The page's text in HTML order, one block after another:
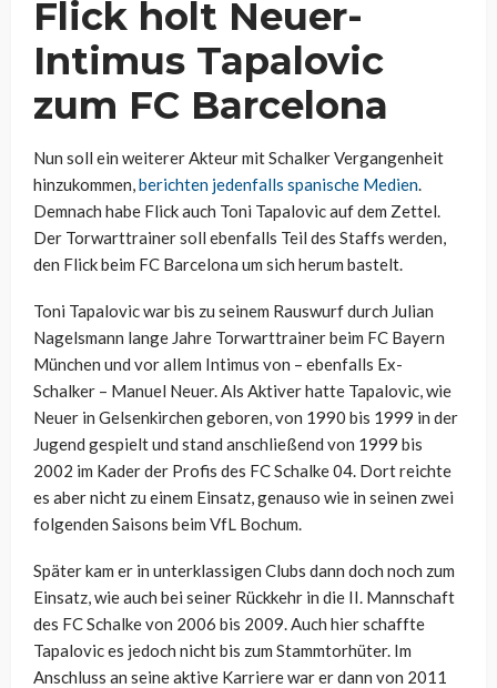
Flick holt Neuer-
Intimus Tapalovic
zum FC Barcelona
Nun soll ein weiterer Akteur mit Schalker Vergangenheit
hinzukommen,berichten jedenfalls spanische Medien.
Demnach habe Flick auch Toni Tapalovic auf dem Zettel.
Der Torwarttrainer soll ebenfalls Teil des Staffs werden,
den Flick beim FC Barcelona um sich herum bastelt.
Toni Tapalovic war bis zu seinem Rauswurf durch Julian
Nagelsmann lange Jahre Torwarttrainer beim FC Bayern
München und vor allem Intimus von – ebenfalls Ex-
Schalker – Manuel Neuer. Als Aktiver hatte Tapalovic, wie
Neuer in Gelsenkirchen geboren, von 1990 bis 1999 in der
Jugend gespielt und stand anschließend von 1999 bis
2002 im Kader der Profis des FC Schalke 04. Dort reichte
es aber nicht zu einem Einsatz, genauso wie in seinen zwei
folgenden Saisons beim VfL Bochum.
Später kam er in unterklassigen Clubs dann doch noch zum
Einsatz, wie auch bei seiner Rückkehr in die II. Mannschaft
des FC Schalke von 2006 bis 2009. Auch hier schaffte
Tapalovic es jedoch nicht bis zum Stammtorhüter. Im
Anschluss an seine aktive Karriere war er dann von 2011